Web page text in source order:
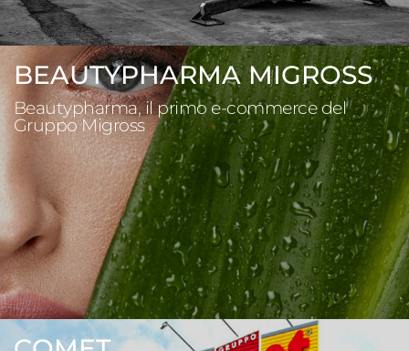
BEAUTYPHARMA MIGROSS
Beautypharma, il primo e-commerce del
Gruppo Migross